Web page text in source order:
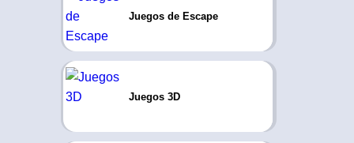
Juegos de Escape
Juegos 3D